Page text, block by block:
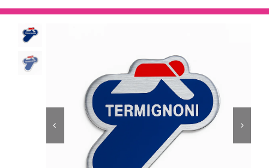
Accueil
Template Kit Déco